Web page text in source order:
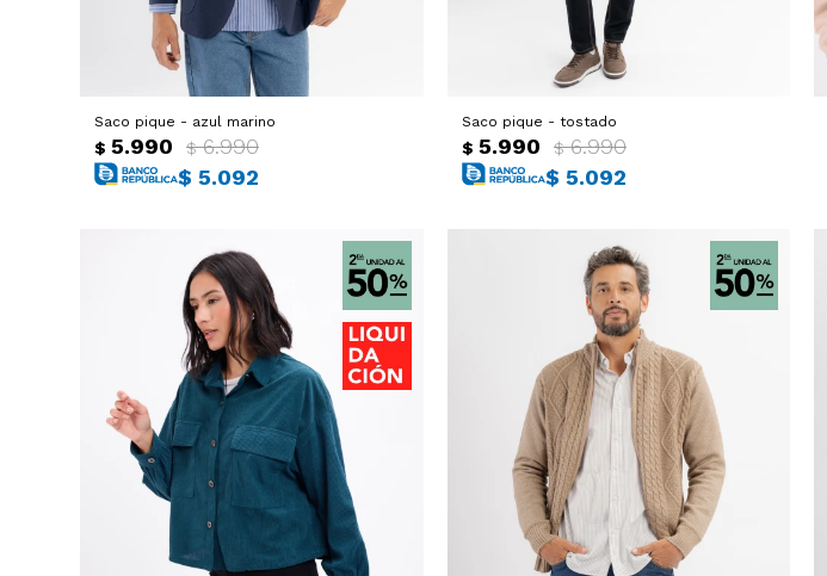
Saco pique - azul marino
$ 5.990 $ 6.990
$ 5.092
Saco pique - tostado
$ 5.990 $ 6.990
$ 5.092